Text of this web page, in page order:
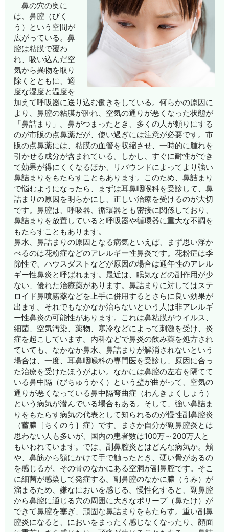
鼻の穴の奥に
は、鼻腔（びく
う）という空間が
広がっている。鼻
腔は粘膜で覆わ
れ、吸い込んだ空
気から異物を取り
除くとともに、適
度な湿度と温度を
加えて呼吸器に送り込む働きをしている。何らかの原因に
より、鼻腔の粘膜が腫れ、空気の通りが悪くなった状態が
「鼻詰まり」。鼻がつまったとき、多くの人が頼りにする
のが市販の点鼻薬だが、使い過ぎには注意が必要です。市
販の点鼻薬には、粘膜の血管を収縮させ、一時的に腫れを
引かせる成分が含まれている。しかし、すぐに耐性ができ
て効果が得にくくなるほか、リバウンドによってより強い
鼻詰まりをもたらすこともあります。このため、鼻詰まり
で悩むようになったら、まずは耳鼻咽喉科を受診して、鼻
詰まりの原因を明らかにし、正しい治療を受けるのが大切
です。鼻腔は、呼吸器、循環器とも密接に関係しており、
鼻詰まりを放置していると呼吸器や循環器に重大な不調を
もたらすこともあります。
鼻水、鼻詰まりの原因となる病気といえば、まず思い浮か
べるのは花粉症などのアレルギー性鼻炎です。花粉症は季
節性で、ハウスダストなどが原因の場合は通年性のアレル
ギー性鼻炎と呼ばれます。最近は、眠気などの副作用が少
ない、優れた治療薬があります。鼻詰まりに対してはステ
ロイド鼻噴霧薬などを上手に併用するとさらに良い効果が
出ます。それでもなかなか治らないという人は非アレルギ
ー性鼻炎の可能性があります。これは鼻粘膜がウイルス、
細菌、空気汚染、薬物、寒冷などによって刺激を受け、炎
症を起こしています。内科などで鼻炎の飲み薬を処方され
ていても、なかなか鼻水、鼻詰まりが解消されないという
場合は、一度、耳鼻咽喉科の専門医を受診し、原因に合っ
た治療を受けたほうがよい。なかには鼻腔の左右を隔てて
いる鼻中隔（びちゅうかく）という壁が曲がって、空気の
通りが悪くなっている鼻中隔弯曲症（わんきょくしょう）
という病気が潜んでいる場合もある。そして、強い鼻詰ま
りをもたらす病気の代表として知られるのが慢性副鼻腔炎
（蓄膿［ちくのう］症）です。まさか自分が副鼻腔炎とは
思わない人も多いが、国内の患者数は100万～200万人と
もいわれています。では、副鼻腔炎とはどんな病気か。頬
や、鼻筋から額にかけて手で触ったとき、硬い骨があるの
を感じるが、その骨のなかにある空洞が副鼻腔です。そこ
に細菌が感染して発症する。副鼻腔のなかに膿（うみ）が
溜まるため、嫌なにおいを感じる。慢性化すると、副鼻腔
から鼻腔に通じる穴の周囲に大きなポリープ（鼻たけ）が
できて鼻腔を塞ぎ、頑固な鼻詰まりをもたらす。重い副鼻
腔炎になると、においをまったく感じなくなったり、顔面